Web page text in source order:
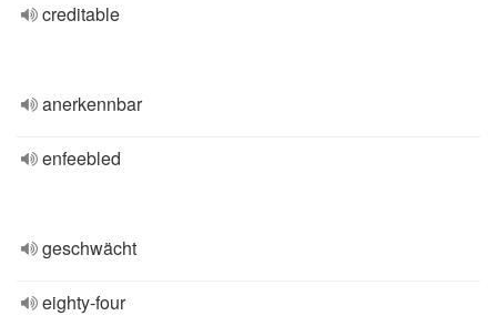
creditable
anerkennbar
enfeebled
geschwächt
eighty-four